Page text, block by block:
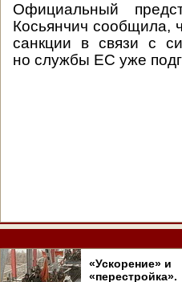
Официальный
Косьянчич сообщила,
санкции в связи с
но службы ЕС уже
«Ускорение» и
«перестройка».